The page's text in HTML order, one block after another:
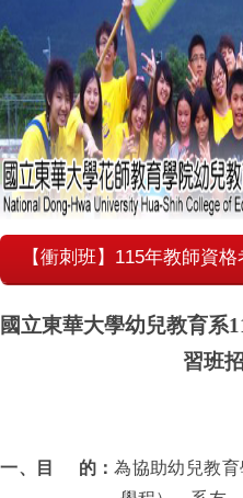
【衝刺班】115年教師資
國立東華大學幼兒教育系
習班
一、目 的：為協助幼兒教